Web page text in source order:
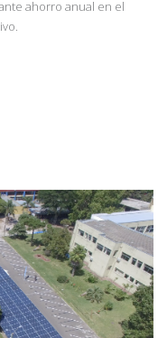
ahorro anual en el